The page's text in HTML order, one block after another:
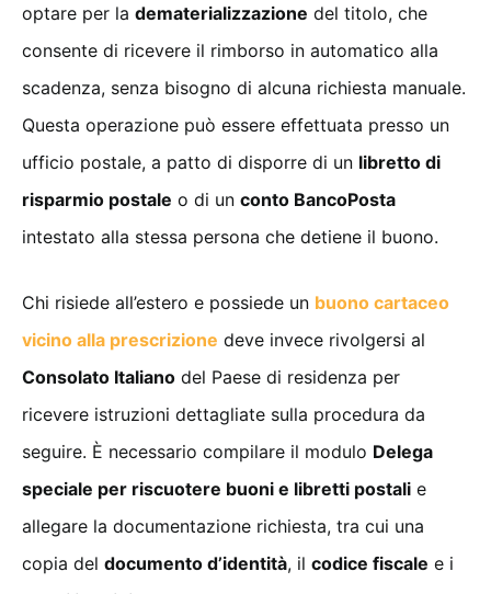
optare per la dematerializzazione del titolo, che
consente di ricevere il rimborso in automatico alla
scadenza, senza bisogno di alcuna richiesta manuale.
Questa operazione può essere effettuata presso un
ufficio postale, a patto di disporre di un libretto di
risparmio postale o di un conto BancoPosta
intestato alla stessa persona che detiene il buono.
Chi risiede all’estero e possiede un buono cartaceo
vicino alla prescrizione deve invece rivolgersi al
Consolato Italiano del Paese di residenza per
ricevere istruzioni dettagliate sulla procedura da
seguire. È necessario compilare il modulo Delega
speciale per riscuotere buoni e libretti postali e
allegare la documentazione richiesta, tra cui una
copia del documento d’identità, il codice fiscale e i